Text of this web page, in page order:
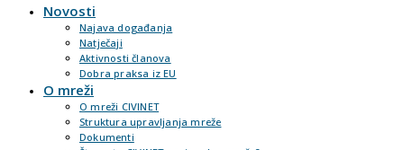
Novosti
Najava događanja
Natječaji
Aktivnosti članova
Dobra praksa iz EU
O mreži
O mreži CIVINET
Struktura upravljanja mreže
Dokumenti